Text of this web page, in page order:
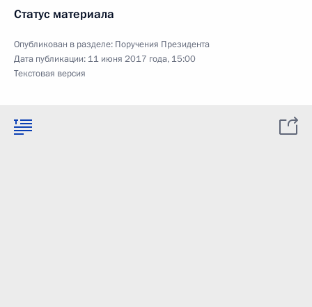
Статус материала
Опубликован в разделе: Поручения Президента
Дата публикации: 11 июня 2017 года, 15:00
Текстовая версия